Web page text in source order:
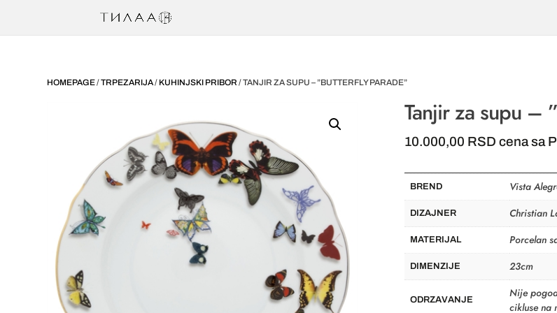
HOMEPAGE/TRPEZARIJA/ KUHINJSKI PRIBOR / TANJIR ZA SUPU – ”BUTTERFLY PARADE”
Tanjir za supu –
10.000,00 RSD cena sa
BREND Vista
DIZAJNER Christian
MATERIJAL Porcelan
DIMENZIJE 23cm
ODRZAVANJE
Nije
cikluse na